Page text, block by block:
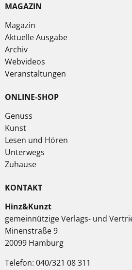
MAGAZIN
Magazin
Aktuelle Ausgabe
Archiv
Webvideos
Veranstaltungen
ONLINE-SHOP
Genuss
Kunst
Lesen und Hören
Unterwegs
Zuhause
KONTAKT
Hinz&Kunzt
gemeinnützige Verlags- und
Minenstraße 9
20099 Hamburg
Telefon: 040/321 08 311